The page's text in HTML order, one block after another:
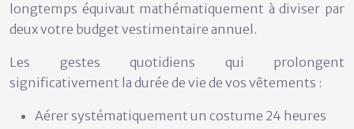
longtemps équivaut mathématiquement à diviser par
deux votre budget vestimentaire annuel.
Les gestes quotidiens qui prolongent
significativement la durée de vie de vos vêtements :
Aérer systématiquement un costume 24 heures